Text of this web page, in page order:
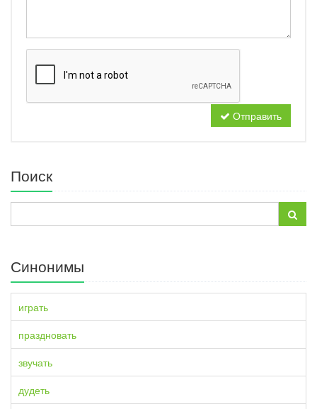
Отправить
Поиск
Синонимы
играть
праздновать
звучать
дудеть